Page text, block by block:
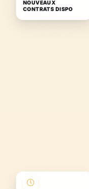
CONTRATS DISPO